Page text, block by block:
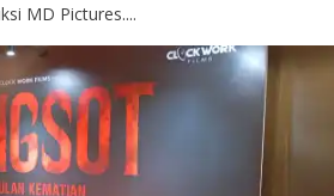
MD Pictures....